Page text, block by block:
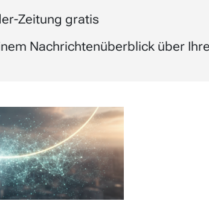
Zeitung gratis
Nachrichtenüberblick über